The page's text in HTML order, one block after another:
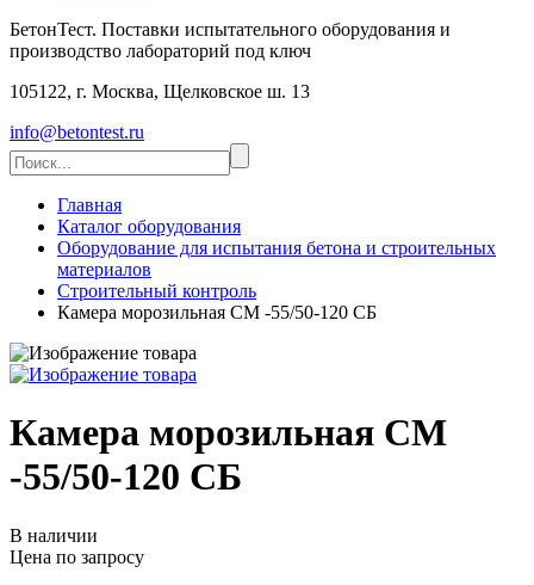
БетонТест. Поставки испытательного оборудования и
производство лабораторий под ключ
105122, г. Москва, Щелковское ш. 13
info@betontest.ru
Главная
Каталог оборудования
Оборудование для испытания бетона и строительных
материалов
Строительный контроль
Камера морозильная СМ -55/50-120 СБ
Камера морозильная СМ
-55/50-120 СБ
В наличии
Цена по запросу